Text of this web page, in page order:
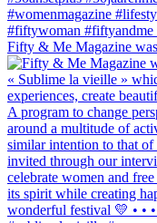
Fifty & Me Magazine